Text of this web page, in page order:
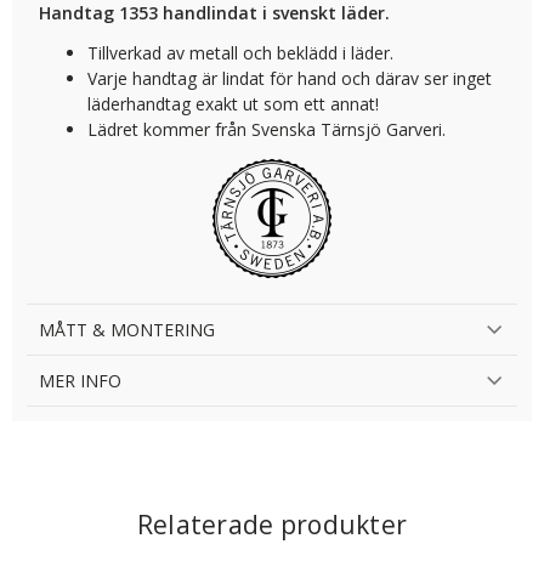
Handtag 1353 handlindat i svenskt läder.
Tillverkad av metall och beklädd i läder.
Varje handtag är lindat för hand och därav ser inget
läderhandtag exakt ut som ett annat!
Lädret kommer från Svenska Tärnsjö Garveri.
MÅTT & MONTERING
MER INFO
Relaterade produkter